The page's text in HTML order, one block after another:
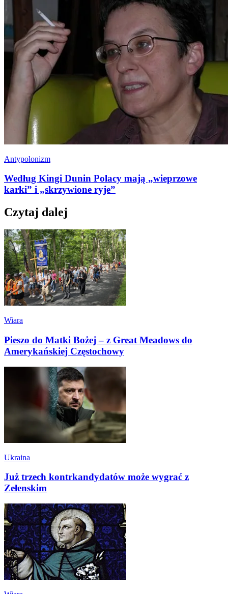
Antypolonizm
Według Kingi Dunin Polacy mają „wieprzowe
karki” i „skrzywione ryje”
Czytaj dalej
Wiara
Pieszo do Matki Bożej – z Great Meadows do
Amerykańskiej Częstochowy
Ukraina
Już trzech kontrkandydatów może wygrać z
Zełenskim